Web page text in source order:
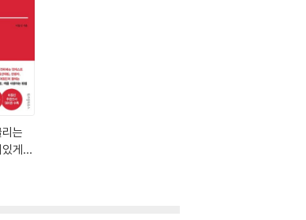
는
게